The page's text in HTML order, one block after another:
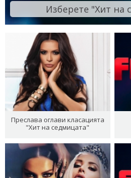
Изберете "Хит на
Преслава оглави класацията
"Хит на седмицата"